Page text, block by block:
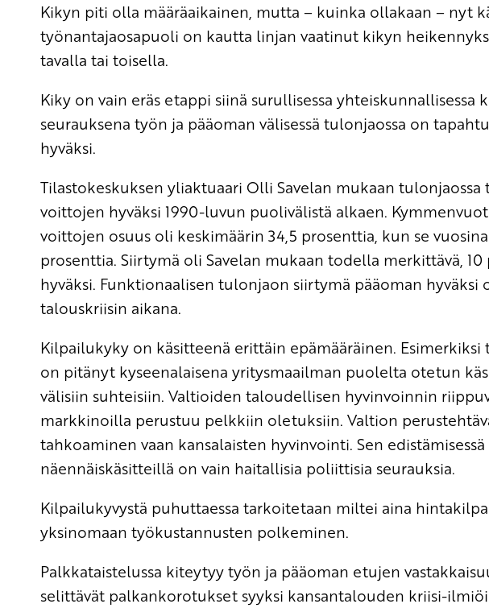
Kikyn piti olla määräaikainen, mutta – kuinka ollakaan – nyt
työnantajaosapuoli on kautta linjan vaatinut kikyn
tavalla tai toisella.
Kiky on vain eräs etappi siinä surullisessa yhteiskunnallisessa
seurauksena työn ja pääoman välisessä tulonjaossa on
hyväksi.
Tilastokeskuksen yliaktuaari Olli Savelan mukaan tulonjaossa
voittojen hyväksi 1990-luvun puolivälistä alkaen.
voittojen osuus oli keskimäärin 34,5 prosenttia, kun se
prosenttia. Siirtymä oli Savelan mukaan todella merkittävä,
hyväksi. Funktionaalisen tulonjaon siirtymä pääoman hyväksi
talouskriisin aikana.
Kilpailukyky on käsitteenä erittäin epämääräinen.
on pitänyt kyseenalaisena yritysmaailman puolelta otetun
välisiin suhteisiin. Valtioiden taloudellisen hyvinvoinnin
markkinoilla perustuu pelkkiin oletuksiin. Valtion
tahkoaminen vaan kansalaisten hyvinvointi. Sen
näennäiskäsitteillä on vain haitallisia poliittisia seurauksia.
Kilpailukyvystä puhuttaessa tarkoitetaan miltei aina
yksinomaan työkustannusten polkeminen.
Palkkataistelussa kiteytyy työn ja pääoman etujen
selittävät palkankorotukset syyksi kansantalouden kriisi-